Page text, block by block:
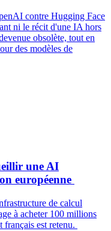
contre Hugging Face
ni le récit d'une IA hors
obsolète, tout en
des modèles de
une AI
européenne
de calcul
à acheter 100 millions
français est retenu.